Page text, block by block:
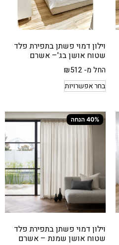
וילון דמוי פשתן בתפירת פלד
שטוח אושן בג'– אשרם
החל מ- ₪512
בחר אפשרויות
40% הנחה
וילון דמוי פשתן בתפירת פלד
שטוח אושן שמנת – אשרם